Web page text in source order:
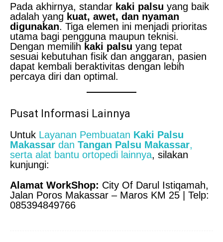
Pada akhirnya, standar kaki palsu yang baik
adalah yang kuat, awet, dan nyaman
digunakan. Tiga elemen ini menjadi prioritas
utama bagi pengguna maupun teknisi.
Dengan memilih kaki palsu yang tepat
sesuai kebutuhan fisik dan anggaran, pasien
dapat kembali beraktivitas dengan lebih
percaya diri dan optimal.
Pusat Informasi Lainnya
Untuk Layanan Pembuatan Kaki Palsu
Makassar dan Tangan Palsu Makassar,
serta alat bantu ortopedi lainnya, silakan
kunjungi:
Alamat WorkShop: City Of Darul Istiqamah,
Jalan Poros Makassar – Maros KM 25 | Telp:
085394849766